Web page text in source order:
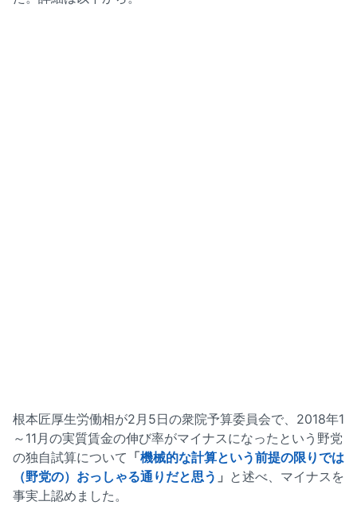
根本匠厚生労働相が2月5日の衆院予算委員会で、2018年1
～11月の実質賃金の伸び率がマイナスになったという野党
の独自試算について 「機械的な計算という前提の限りでは
（野党の）おっしゃる通りだと思う 」 と述べ、マイナスを
事実上認めました。